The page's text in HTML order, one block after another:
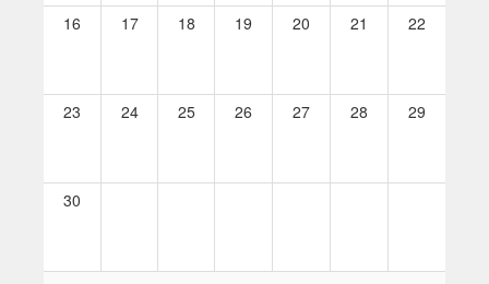
16 17 18 19 20 21 22
23 24 25 26 27 28 29
30